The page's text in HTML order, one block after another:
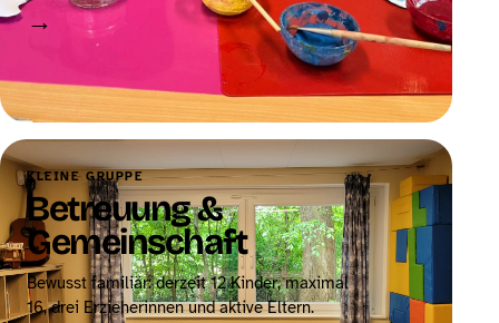
→
KLEINE GRUPPE
Betreuung &
Gemeinschaft
Bewusst familiär: derzeit 12 Kinder, maximal
16, drei Erzieherinnen und aktive Eltern.